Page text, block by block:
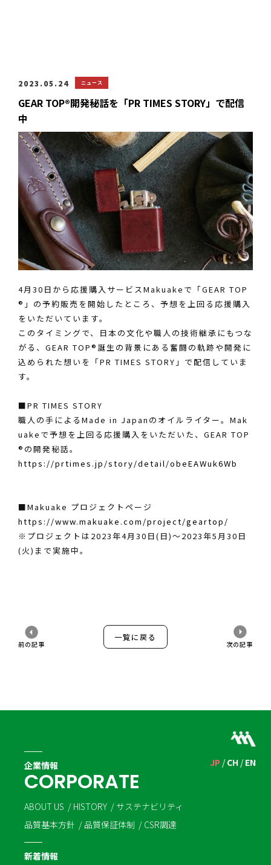
2023.05.24 ニュース
GEAR TOP®開発秘話を「PR TIMES STORY」で配信
中
4月30日から応援購入サービスMakuakeで「GEAR TOP
®」の予約販売を開始したところ、予想を上回る応援購入
をいただいています。
このタイミングで、日本の文化や職人の技術継承にもつな
がる、GEAR TOP®誕生の背景にある奮闘の軌跡や開発に
込められた想いを「PR TIMES STORY」で配信していま
す。
■PR TIMES STORY
職人の手によるMade in Japanのオイルライター。Mak
uakeで予想を上回る応援購入をいただいた、GEAR TOP
®の開発秘話。
https://prtimes.jp/story/detail/obeEAWuk6Wb
■Makuake プロジェクトページ
https://www.makuake.com/project/geartop/
※プロジェクトは2023年4月30日(日)〜2023年5月30日
(火)まで実施中。
前の記事
一覧に戻る
次の記事
JP CH EN
企業情報
CORPORATE
ABOUT US HISTORY
サステナビリティ
品質基本方針
品質保証体制 CSR調達
新着情報